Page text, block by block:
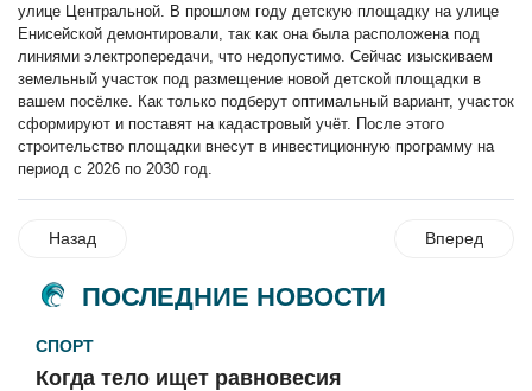
улице Центральной. В прошлом году детскую площадку на улице
Енисейской демонтировали, так как она была расположена под
линиями электропередачи, что недопустимо. Сейчас изыскиваем
земельный участок под размещение новой детской площадки в
вашем посёлке. Как только подберут оптимальный вариант, участок
сформируют и поставят на кадастровый учёт. После этого
строительство площадки внесут в инвестиционную программу на
период с 2026 по 2030 год.
Назад Вперед
ПОСЛЕДНИЕ НОВОСТИ
СПОРТ
Когда тело ищет равновесия